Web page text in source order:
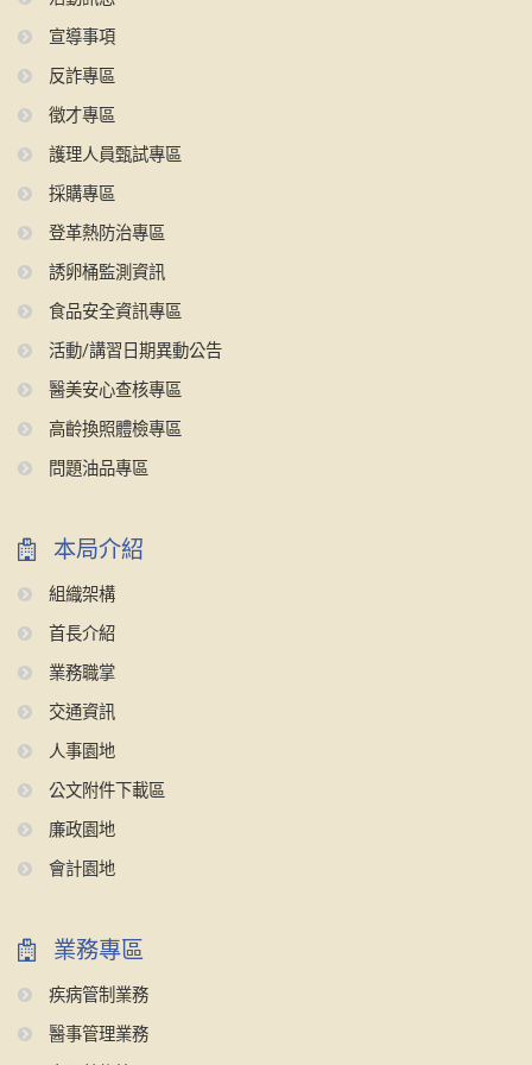
宣導事項
反詐專區
徵才專區
護理人員甄試專區
採購專區
登革熱防治專區
誘卵桶監測資訊
食品安全資訊專區
活動/講習日期異動公告
醫美安心查核專區
高齡換照體檢專區
問題油品專區
本局介紹
組織架構
首長介紹
業務職掌
交通資訊
人事園地
公文附件下載區
廉政園地
會計園地
業務專區
疾病管制業務
醫事管理業務